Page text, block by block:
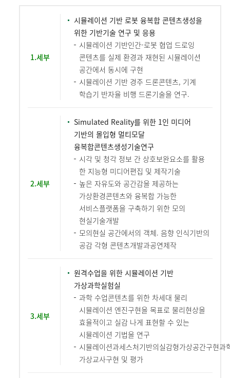
1.세부
시뮬레이션 기반 로봇 융복합 콘텐츠생성을
위한 기반기술 연구 및 응용
시뮬레이션 기반인간-로봇 협업 드로잉
콘텐츠를 실제 환경과 재현된 시뮬레이션
공간에서 동시에 구현
시뮬레이션 기반 경주 드론콘텐츠, 기계
학습기 반자율 비행 드론기술을 연구.
2.세부
Simulated Reality를 위한 1인 미디어
기반의 몰입형 멀티모달
융복합콘텐츠생성기술연구
시각 및 청각 정보 간 상호보완요소를 활용
한 지능형 미디어편집 및 제작기술
높은 자유도와 공간감을 제공하는
가상환경콘텐츠와 융복합 가능한
서비스플랫폼을 구축하기 위한 모의
현실기술개발
모의현실 공간에서의 객체. 음향 인식기반의
공감 각형 콘텐츠개발과공연제작
3.세부
원격수업을 위한 시뮬레이션 기반
가상과학실험실
과학 수업콘텐츠를 위한 차세대 물리
시뮬레이션 엔진구현을 목표로 물리현상을
효율적이고 실감 나게 표현할 수 있는
시뮬레이션 기법을 연구
시뮬레이션과세스처기반의실감형가상공간구현
가상교사구현 및 평가